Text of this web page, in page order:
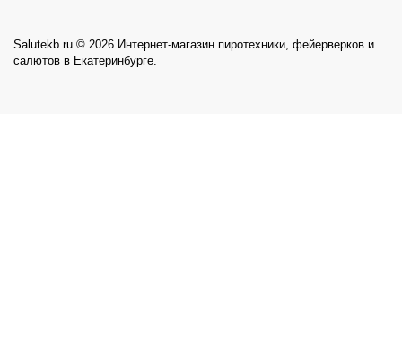
Salutekb.ru © 2026 Интернет-магазин пиротехники, фейерверков и
салютов в Екатеринбурге.